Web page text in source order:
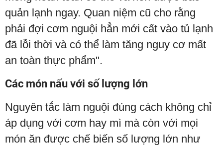
quản lạnh ngay. Quan niệm cũ cho rằng
phải đợi cơm nguội hẳn mới cất vào tủ lạnh
đã lỗi thời và có thể làm tăng nguy cơ mất
an toàn thực phẩm".
Các món nấu với số lượng lớn
Nguyên tắc làm nguội đúng cách không chỉ
áp dụng với cơm hay mì mà còn với mọi
món ăn được chế biến số lượng lớn như